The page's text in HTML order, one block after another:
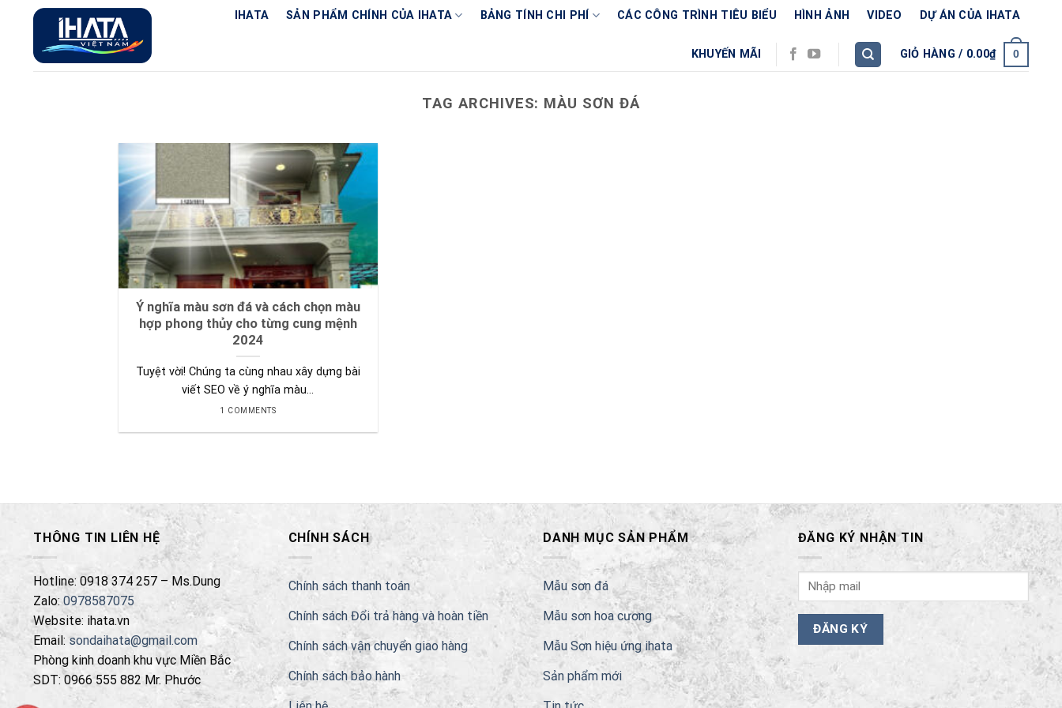
Chuyển
IHATA SẢN PHẨM CHÍNH CỦA IHATA BẢNG TÍNH CHI PHÍ CÁC CÔNG TRÌNH TIÊU BIỂU HÌNH ẢNH VIDEO DỰ ÁN CỦA IHATA
KHUYẾN MÃI GIỎ HÀNG / 0.00₫ 0
TAG ARCHIVES: MÀU SƠN ĐÁ
Ý nghĩa màu sơn đá và cách chọn màu
hợp phong thủy cho từng cung mệnh
2024
Tuyệt vời! Chúng ta cùng nhau xây dựng bài
viết SEO về ý nghĩa màu...
1 COMMENTS
THÔNG TIN LIÊN HỆ
Hotline: 0918 374 257 – Ms.Dung
Zalo:0978587075
Website: ihata.vn
Email: sondaihata@gmail.com
Phòng kinh doanh khu vực Miền Bắc
SDT: 0966 555 882 Mr. Phước
CHÍNH SÁCH
Chính sách thanh toán
Chính sách Đổi trả hàng và hoàn tiền
Chính sách vận chuyển giao hàng
Chính sách bảo hành
DANH MỤC SẢN PHẨM
Mẫu sơn đá
Mẫu sơn hoa cương
Mẫu Sơn hiệu ứng ihata
Sản phẩm mới
ĐĂNG KÝ NHẬN TIN